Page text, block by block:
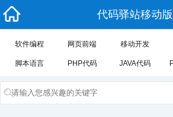
代码驿站移动版
软件编程 网页前端 移动开发
脚本语言 PHP代码 JAVA代码